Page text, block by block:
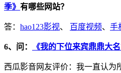
季》 有哪些网站？
答： hao123影视、 百度视频、 手
6、问： 《我的下位来宾鼎鼎大
西瓜影音网友评价：我一直认为